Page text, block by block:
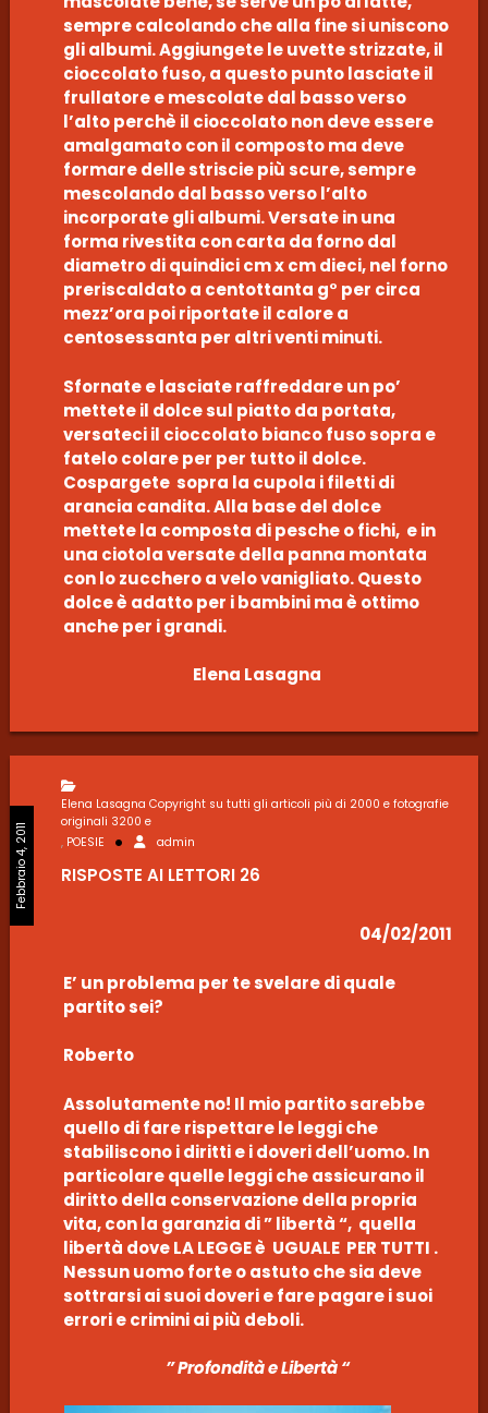
sempre calcolando che alla fine si uniscono
gli albumi. Aggiungete le uvette strizzate, il
cioccolato fuso, a questo punto lasciate il
frullatore e mescolate dal basso verso
l’alto perchè il cioccolato non deve essere
amalgamato con il composto ma deve
formare delle striscie più scure, sempre
mescolando dal basso verso l’alto
incorporate gli albumi. Versate in una
forma rivestita con carta da forno dal
diametro di quindici cm x cm dieci, nel forno
preriscaldato a centottanta g° per circa
mezz’ora poi riportate il calore a
centosessanta per altri venti minuti.
Sfornate e lasciate raffreddare un po’
mettete il dolce sul piatto da portata,
versateci il cioccolato bianco fuso sopra e
fatelo colare per per tutto il dolce.
Cospargete sopra la cupola i filetti di
arancia candita. Alla base del dolce
mettete la composta di pesche o fichi, e in
una ciotola versate della panna montata
con lo zucchero a velo vanigliato. Questo
dolce è adatto per i bambini ma è ottimo
anche per i grandi.
Elena Lasagna
Febbraio 4, 2011
Elena Lasagna Copyright su tutti gli articoli più di 2000 e fotografie
originali 3200 e
, POESIE admin
RISPOSTE AI LETTORI 26
04/02/2011
E’ un problema per te svelare di quale
partito sei?
Roberto
Assolutamente no! Il mio partito sarebbe
quello di fare rispettare le leggi che
stabiliscono i diritti e i doveri dell’uomo. In
particolare quelle leggi che assicurano il
diritto della conservazione della propria
vita, con la garanzia di ” libertà “, quella
libertà dove LA LEGGE è UGUALE PER TUTTI .
Nessun uomo forte o astuto che sia deve
sottrarsi ai suoi doveri e fare pagare i suoi
errori e crimini ai più deboli.
” Profondità e Libertà “